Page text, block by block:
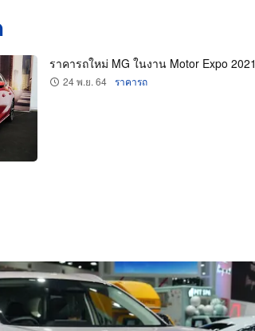
ราคารถใหม่ MG ในงาน Motor Expo 2021
24 พ.ย. 64 ราคารถ